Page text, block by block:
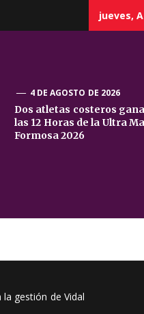
jueves,
4 DE AGOSTO DE 2026
Dos atletas costeros
las 12 Horas de la Ultra
Formosa 2026
gestión de Vidal